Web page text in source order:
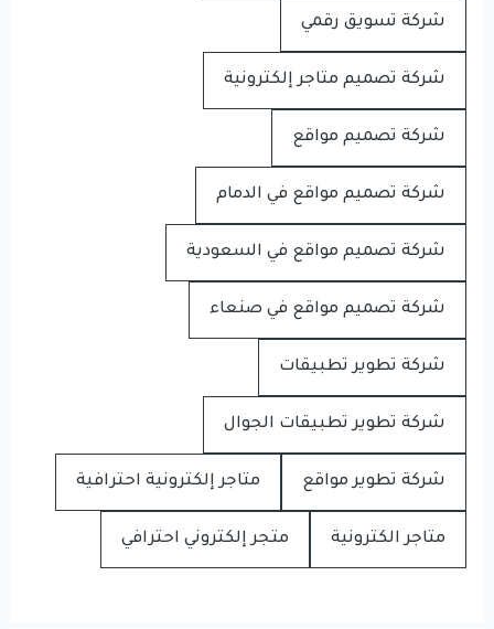
شركة تسويق رقمي
شركة تصميم متاجر إلكترونية
شركة تصميم مواقع
شركة تصميم مواقع في الدمام
شركة تصميم مواقع في السعودية
شركة تصميم مواقع في صنعاء
شركة تطوير تطبيقات
شركة تطوير تطبيقات الجوال
شركة تطوير مواقع متاجر إلكترونية احترافية
متاجر الكترونية متجر إلكتروني احترافي